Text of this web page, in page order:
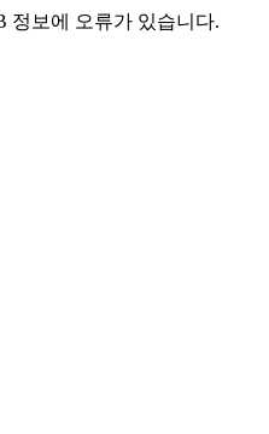
정보에 오류가 있습니다.